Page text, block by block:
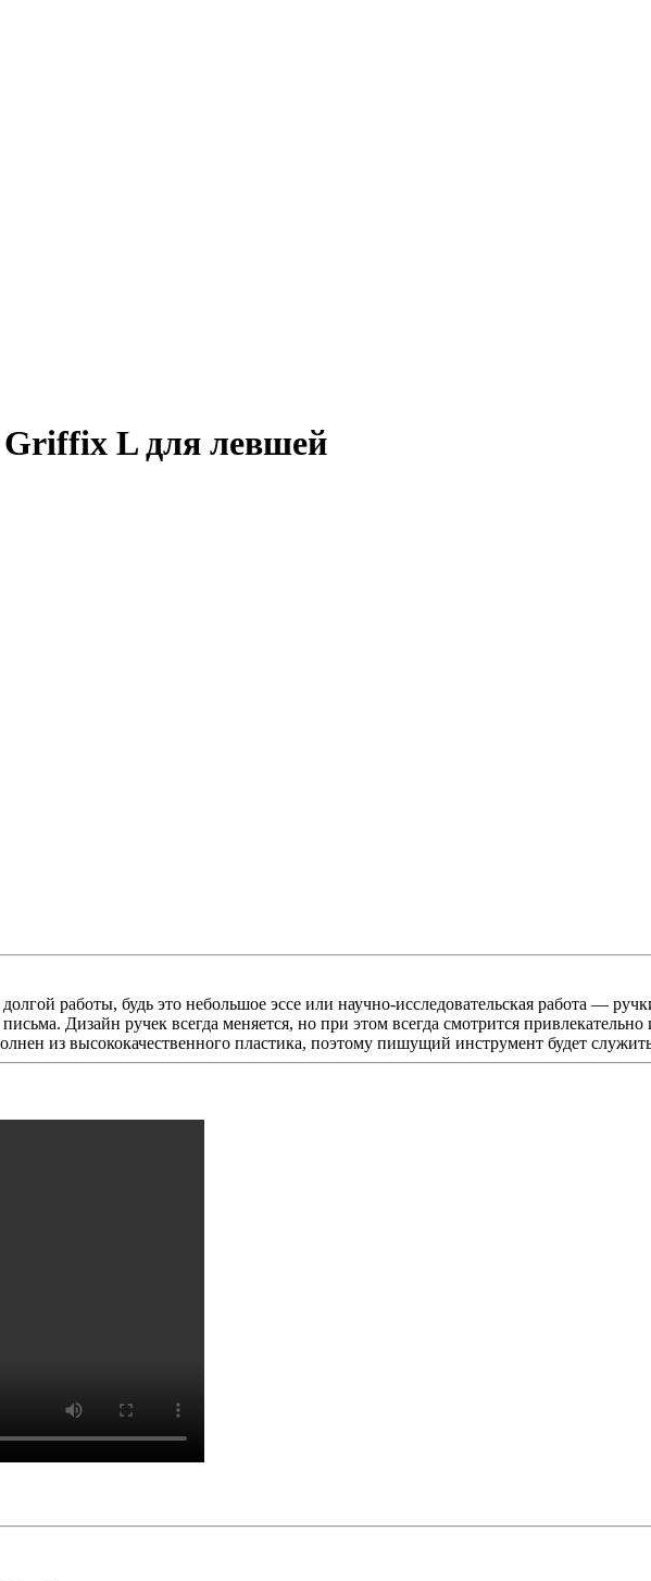
Griffix L для левшей
работы, будь это небольшое эссе или научно-исследовательская работа —
Дизайн ручек всегда меняется, но при этом всегда смотрится привлекательно
из высококачественного пластика, поэтому пишущий инструмент будет